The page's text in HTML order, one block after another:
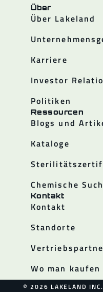
Über
Über Lakeland
Karriere
Investor
Politiken
Ressourcen
Blogs und
Kataloge
Chemische
Kontakt
Kontakt
Standorte
Wo man kaufen
© 2026 LAKELAND INC.